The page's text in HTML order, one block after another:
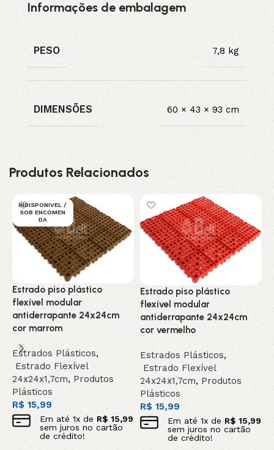
Informações de embalagem
PESO 7,8 kg
DIMENSÕES 60 × 43 × 93 cm
Produtos Relacionados
INDISPONIVEL /
SOB ENCOMEN
DA
Estrado piso plástico
flexível modular
antiderrapante 24x24cm
cor marrom
Estrados Plásticos,
Estrado Flexível
24x24x1,7cm, Produtos
Plásticos
R$ 15,99
Em até 1x de R$ 15,99
sem juros no cartão
de crédito!
Estrado piso plástico
flexível modular
antiderrapante 24x24cm
cor vermelho
Estrados Plásticos,
Estrado Flexível
24x24x1,7cm,Produtos
Plásticos
R$ 15,99
Em até 1x de R$ 15,99
sem juros no cartão
de crédito!